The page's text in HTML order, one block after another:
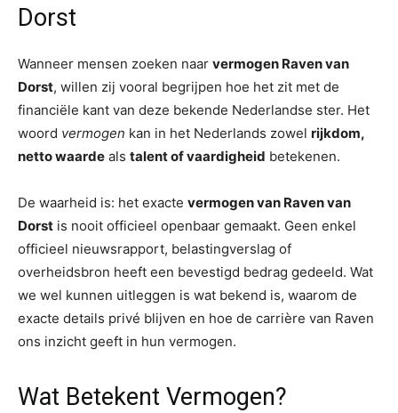
Dorst
Wanneer mensen zoeken naar vermogen Raven van
Dorst, willen zij vooral begrijpen hoe het zit met de
financiële kant van deze bekende Nederlandse ster. Het
woord vermogen kan in het Nederlands zowel rijkdom,
netto waarde als talent of vaardigheid betekenen.
De waarheid is: het exacte vermogen van Raven van
Dorst is nooit officieel openbaar gemaakt. Geen enkel
officieel nieuwsrapport, belastingverslag of
overheidsbron heeft een bevestigd bedrag gedeeld. Wat
we wel kunnen uitleggen is wat bekend is, waarom de
exacte details privé blijven en hoe de carrière van Raven
ons inzicht geeft in hun vermogen.
Wat Betekent Vermogen?